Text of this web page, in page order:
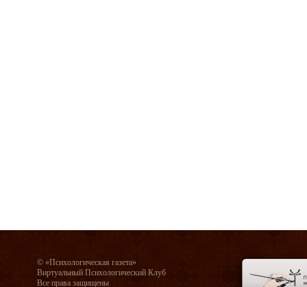
© «Психологическая газета»
Виртуальный Психологический Клуб
Все права защищены